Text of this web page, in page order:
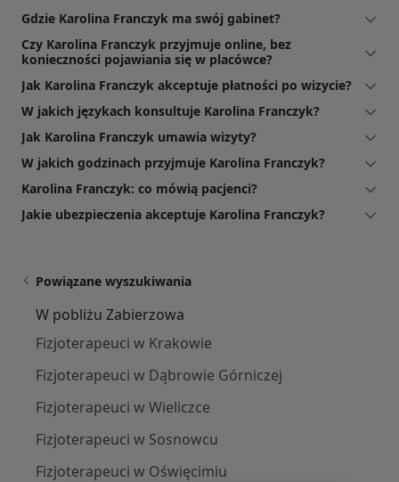
Gdzie Karolina Franczyk ma swój gabinet?
Czy Karolina Franczyk przyjmuje online, bez
konieczności pojawiania się w placówce?
Jak Karolina Franczyk akceptuje płatności po wizycie?
W jakich językach konsultuje Karolina Franczyk?
Jak Karolina Franczyk umawia wizyty?
W jakich godzinach przyjmuje Karolina Franczyk?
Karolina Franczyk: co mówią pacjenci?
Jakie ubezpieczenia akceptuje Karolina Franczyk?
Powiązane wyszukiwania
W pobliżu Zabierzowa
Fizjoterapeuci w Krakowie
Fizjoterapeuci w Dąbrowie Górniczej
Fizjoterapeuci w Wieliczce
Fizjoterapeuci w Sosnowcu
Fizjoterapeuci w Oświęcimiu